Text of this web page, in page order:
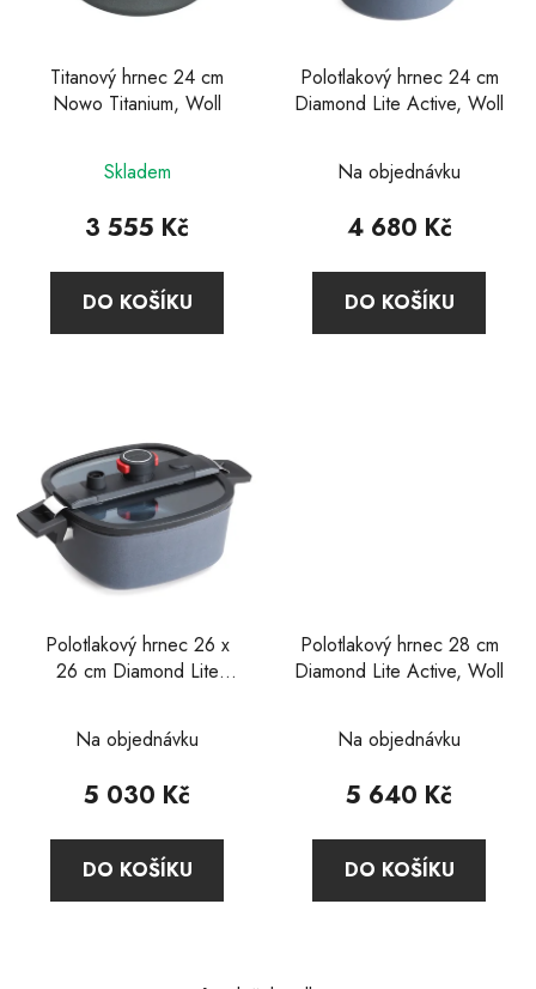
Titanový hrnec 24 cm
Nowo Titanium, Woll
hodnocení
produktu
4,0
z
Skladem
3 555 Kč
DO KOŠÍKU
Polotlakový hrnec 24 cm
Diamond Lite Active, Woll
hodnocení
produktu
5,0
z
Na objednávku
4 680 Kč
DO KOŠÍKU
Polotlakový hrnec 26 x
26 cm Diamond Lite
Na objednávku
5 030 Kč
DO KOŠÍKU
Polotlakový hrnec 28 cm
Diamond Lite Active, Woll
hodnocení
produktu
2,0
z
Na objednávku
5 640 Kč
DO KOŠÍKU